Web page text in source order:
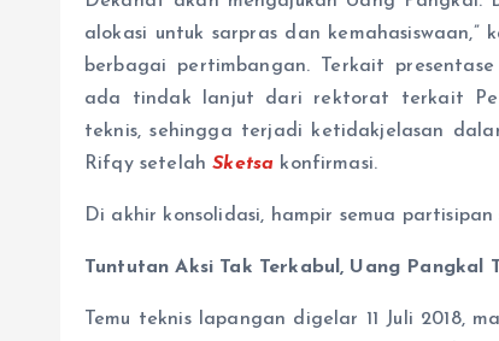
alokasi untuk sarpras dan
berbagai pertimbangan. Terkait
ada tindak lanjut dari rektorat terkait
teknis, sehingga terjadi ketidakjelasan
Rifqy setelahSketsa konfirmasi.
Di akhir konsolidasi, hampir semua
Tuntutan Aksi Tak Terkabul, Uang Pangkal
Temu teknis lapangan digelar 11 Juli 2018,